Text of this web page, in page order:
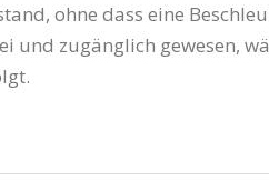
ohne dass eine
und zugänglich gewesen,